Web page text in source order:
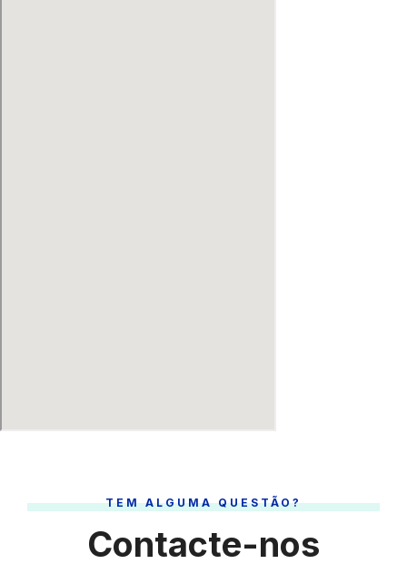
TEM ALGUMA QUESTÃO?
Contacte-nos